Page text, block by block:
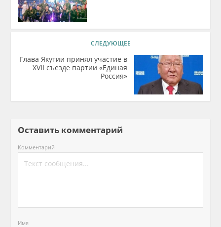
СЛЕДУЮЩЕЕ
Глава Якутии принял участие в
ХVII съезде партии «Единая
Россия»
Оставить комментарий
Комментарий
Имя